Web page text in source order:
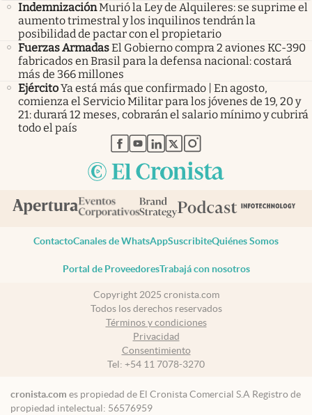
IndemnizaciónMurió la Ley de Alquileres: se suprime el
aumento trimestral y los inquilinos tendrán la
posibilidad de pactar con el propietario
Fuerzas ArmadasEl Gobierno compra 2 aviones KC-390
fabricados en Brasil para la defensa nacional: costará
más de 366 millones
EjércitoYa está más que confirmado | En agosto,
comienza el Servicio Militar para los jóvenes de 19, 20 y
21: durará 12 meses, cobrarán el salario mínimo y cubrirá
todo el país
abre en nueva pestaña
abre en nueva pestaña
abre en nueva pestaña
abre en nueva pestaña
abre en nueva pestaña
ContactoCanales de WhatsAppSuscribiteQuiénes Somos
Portal de ProveedoresTrabajá con nosotros
Copyright 2025 cronista.com
Todos los derechos reservados
Términos y condiciones
Privacidad
Consentimiento
Tel: +54 11 7078-3270
cronista.com es propiedad de El Cronista Comercial S.A Registro de
propiedad intelectual: 56576959